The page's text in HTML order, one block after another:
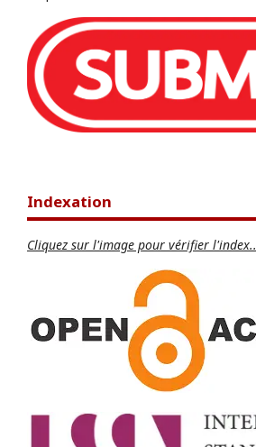
Indexation
Cliquez sur l'image pour vérifier l'index..